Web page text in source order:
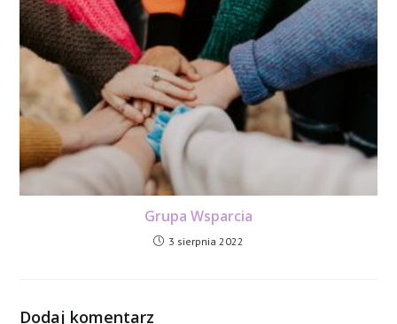
Grupa Wsparcia
3 sierpnia 2022
Dodaj komentarz